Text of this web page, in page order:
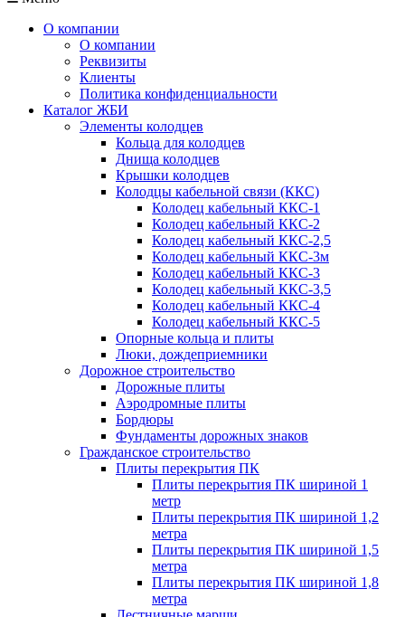
О компании
О компании
Реквизиты
Клиенты
Политика конфиденциальности
Каталог ЖБИ
Элементы колодцев
Кольца для колодцев
Днища колодцев
Крышки колодцев
Колодцы кабельной связи (ККС)
Колодец кабельный ККС-1
Колодец кабельный ККС-2
Колодец кабельный ККС-2,5
Колодец кабельный ККС-3м
Колодец кабельный ККС-3
Колодец кабельный ККС-3,5
Колодец кабельный ККС-4
Колодец кабельный ККС-5
Опорные кольца и плиты
Люки, дождеприемники
Дорожное строительство
Дорожные плиты
Аэродромные плиты
Бордюры
Фундаменты дорожных знаков
Гражданское строительство
Плиты перекрытия ПК
Плиты перекрытия ПК шириной 1
метр
Плиты перекрытия ПК шириной 1,2
метра
Плиты перекрытия ПК шириной 1,5
метра
Плиты перекрытия ПК шириной 1,8
метра